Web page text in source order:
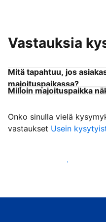
Vastauksia
Mitä tapahtuu, jos
majoituspaikassa?
Milloin majoituspaikka
Onko sinulla vielä
vastaukset Usein
Ala vastaanottaa